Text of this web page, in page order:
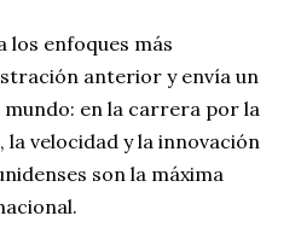
los enfoques más
anterior y envía un
en la carrera por la
velocidad y la innovación
son la máxima